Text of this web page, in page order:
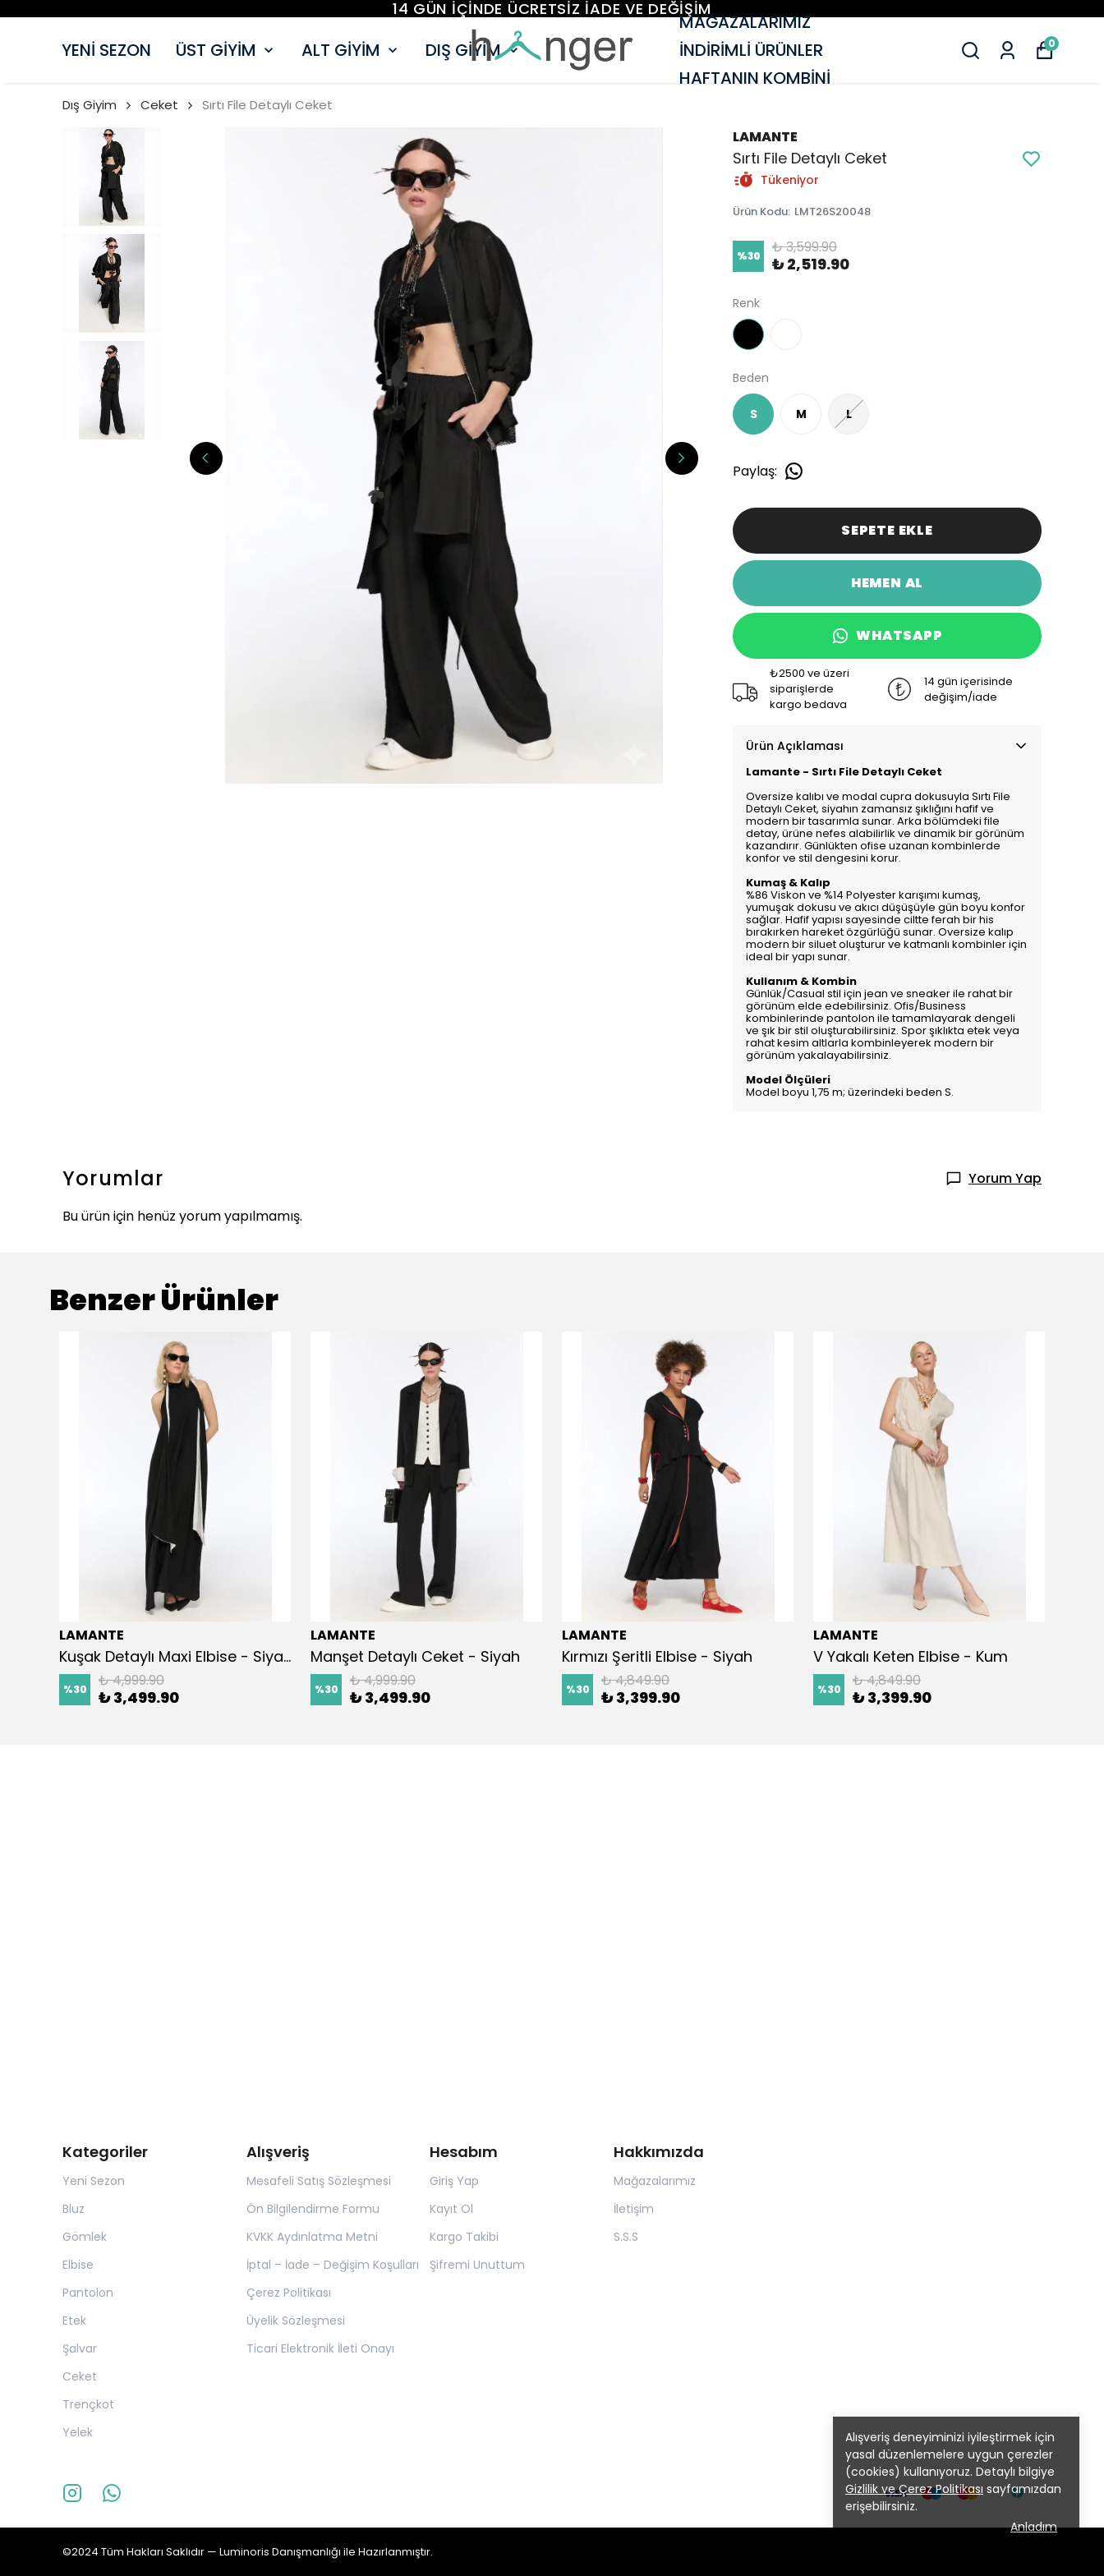
14 GÜN İÇİNDE ÜCRETSİZ İADE VE DEĞİŞİM
YENİ SEZON ÜST GİYİM ALT GİYİM DIŞ GİYİM
MAĞAZALARIMIZ
İNDİRİMLİ ÜRÜNLER
HAFTANIN KOMBİNİ
0
Alışveriş deneyiminizi iyileştirmek için
yasal düzenlemelere uygun çerezler
(cookies) kullanıyoruz. Detaylı bilgiye
Gizlilik ve Çerez Politikası sayfamızdan
erişebilirsiniz.
Anladım
Dış Giyim Ceket Sırtı File Detaylı Ceket
LAMANTE
Sırtı File Detaylı Ceket
Tükeniyor
Ürün Kodu: LMT26S20048
%30 ₺ 3,599.90
₺ 2,519.90
Renk
Beden
S M L
Paylaş:
SEPETE EKLE
HEMEN AL
WHATSAPP
₺2500 ve üzeri
siparişlerde
kargo bedava
14 gün içerisinde
değişim/iade
Ürün Açıklaması
Lamante - Sırtı File Detaylı Ceket
Oversize kalıbı ve modal cupra dokusuyla Sırtı File
Detaylı Ceket, siyahın zamansız şıklığını hafif ve
modern bir tasarımla sunar. Arka bölümdeki file
detay, ürüne nefes alabilirlik ve dinamik bir görünüm
kazandırır. Günlükten ofise uzanan kombinlerde
konfor ve stil dengesini korur.
Kumaş & Kalıp
%86 Viskon ve %14 Polyester karışımı kumaş,
yumuşak dokusu ve akıcı düşüşüyle gün boyu konfor
sağlar. Hafif yapısı sayesinde ciltte ferah bir his
bırakırken hareket özgürlüğü sunar. Oversize kalıp
modern bir siluet oluşturur ve katmanlı kombinler için
ideal bir yapı sunar.
Kullanım & Kombin
Günlük/Casual stil için jean ve sneaker ile rahat bir
görünüm elde edebilirsiniz. Ofis/Business
kombinlerinde pantolon ile tamamlayarak dengeli
ve şık bir stil oluşturabilirsiniz. Spor şıklıkta etek veya
rahat kesim altlarla kombinleyerek modern bir
görünüm yakalayabilirsiniz.
Model Ölçüleri
Model boyu 1,75 m; üzerindeki beden S.
Yorumlar
Yorum Yap
Bu ürün için henüz yorum yapılmamış.
Benzer Ürünler
LAMANTE
Kuşak Detaylı Maxi Elbise - Siyah
%30 ₺ 4,999.90
₺ 3,499.90
LAMANTE
Manşet Detaylı Ceket - Siyah
%30 ₺ 4,999.90
₺ 3,499.90
LAMANTE
Kırmızı Şeritli Elbise - Siyah
%30 ₺ 4,849.90
₺ 3,399.90
LAMANTE
V Yakalı Keten Elbise - Kum
%30 ₺ 4,849.90
₺ 3,399.90
Kategoriler
Yeni Sezon
Bluz
Gömlek
Elbise
Pantolon
Etek
Şalvar
Ceket
Trençkot
Yelek
Alışveriş
Mesafeli Satış Sözleşmesi
Ön Bilgilendirme Formu
KVKK Aydınlatma Metni
İptal – İade – Değişim Koşulları
Çerez Politikası
Üyelik Sözleşmesi
Ticari Elektronik İleti Onayı
Hesabım
Giriş Yap
Kayıt Ol
Kargo Takibi
Şifremi Unuttum
Hakkımızda
Mağazalarımız
İletişim
S.S.S
©2024 Tüm Hakları Saklıdır — Luminoris Danışmanlığı ile Hazırlanmıştır.